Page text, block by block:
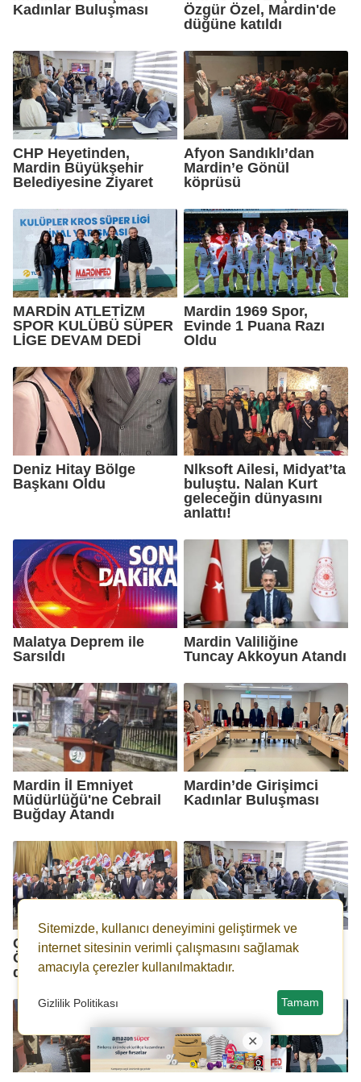
Kadınlar Buluşması
Özgür Özel, Mardin'de
düğüne katıldı
CHP Heyetinden,
Mardin Büyükşehir
Belediyesine Ziyaret
Afyon Sandıklı’dan
Mardin’e Gönül
köprüsü
MARDİN ATLETİZM
SPOR KULÜBÜ SÜPER
LİGE DEVAM DEDİ
Mardin 1969 Spor,
Evinde 1 Puana Razı
Oldu
Deniz Hitay Bölge
Başkanı Oldu
Nlksoft Ailesi, Midyat’ta
buluştu. Nalan Kurt
geleceğin dünyasını
anlattı!
Malatya Deprem ile
Sarsıldı
Mardin Valiliğine
Tuncay Akkoyun Atandı
Mardin İl Emniyet
Müdürlüğü'ne Cebrail
Buğday Atandı
Mardin’de Girişimci
Kadınlar Buluşması
CHP Genel Başkanı
Özgür Özel, Mardin'de
düğüne katıldı
CHP Heyetinden,
Mardin Büyükşehir
Belediyesine Ziyaret
Sitemizde, kullanıcı deneyimini geliştirmek ve
internet sitesinin verimli çalışmasını sağlamak
amacıyla çerezler kullanılmaktadır.
Gizlilik Politikası Tamam